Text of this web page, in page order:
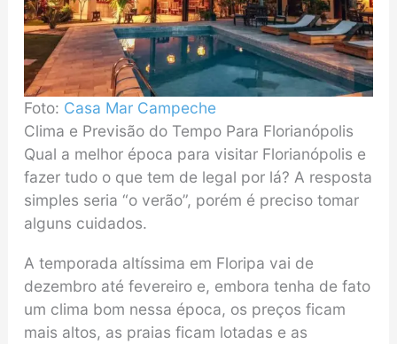
Foto: Casa Mar Campeche
Clima e Previsão do Tempo Para Florianópolis
Qual a melhor época para visitar Florianópolis e
fazer tudo o que tem de legal por lá? A resposta
simples seria “o verão”, porém é preciso tomar
alguns cuidados.
A temporada altíssima em Floripa vai de
dezembro até fevereiro e, embora tenha de fato
um clima bom nessa época, os preços ficam
mais altos, as praias ficam lotadas e as